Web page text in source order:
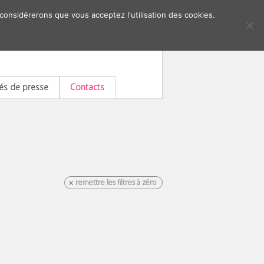
de presse Contacts
remettre les filtres à zéro
que vous acceptez l'utilisation des cookies.